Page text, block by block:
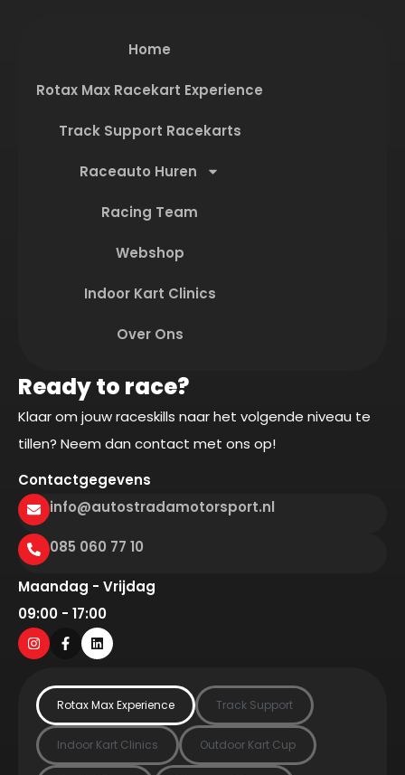
Home
Rotax Max Racekart Experience
Track Support Racekarts
Raceauto Huren
Racing Team
Webshop
Indoor Kart Clinics
Over Ons
Ready to race?
Klaar om jouw raceskills naar het volgende niveau te
tillen? Neem dan contact met ons op!
Contactgegevens
info@autostradamotorsport.nl
085 060 77 10
Maandag - Vrijdag
09:00 - 17:00
Rotax Max Experience Track Support
Indoor Kart Clinics Outdoor Kart Cup